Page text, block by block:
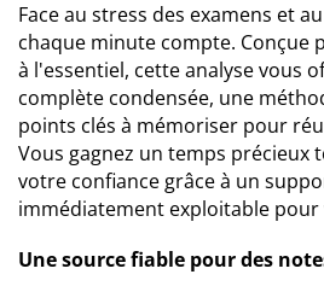
Face au stress des examens et
chaque minute compte. Conçue
à l'essentiel, cette analyse vous
complète condensée, une
points clés à mémoriser pour
Vous gagnez un temps précieux
votre confiance grâce à un
immédiatement exploitable pour
Une source fiable pour des